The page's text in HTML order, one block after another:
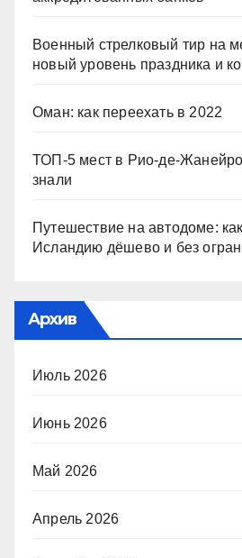
Военный стрелковый тир на
новый уровень праздника и
Оман: как переехать в 2022
ТОП-5 мест в Рио-де-
знали
Путешествие на автодоме:
Исландию дёшево и без
Архив
Июль 2026
Июнь 2026
Май 2026
Апрель 2026